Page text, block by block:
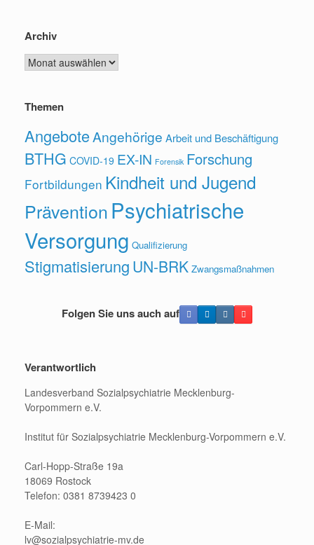
Archiv
Archiv
Themen
AngeboteAngehörige Arbeit und Beschäftigung
BTHG COVID-19 EX-IN Forensik Forschung
Fortbildungen Kindheit und Jugend
PräventionPsychiatrische
Versorgung Qualifizierung
Stigmatisierung UN-BRK Zwangsmaßnahmen
Folgen Sie uns auch auf
Verantwortlich
Landesverband Sozialpsychiatrie Mecklenburg-
Vorpommern e.V.
Institut für Sozialpsychiatrie Mecklenburg-Vorpommern e.V.
Carl-Hopp-Straße 19a
18069 Rostock
Telefon: 0381 8739423 0
E-Mail:
lv@sozialpsychiatrie-mv.de